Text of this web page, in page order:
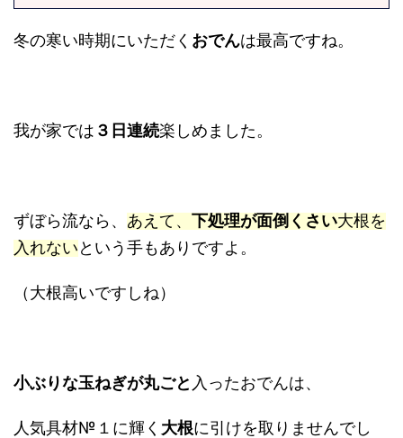
冬の寒い時期にいただく おでんは最高ですね。
我が家では ３日連続楽しめました。
ずぼら流なら、 あえて、 下処理が面倒くさい大根を
入れないという手もありですよ。
（大根高いですしね）
小ぶりな玉ねぎが丸ごと 入ったおでんは、
人気具材№１に輝く 大根に引けを取りませんでし